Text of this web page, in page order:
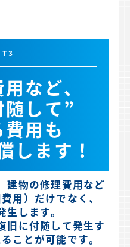
など、
して”
用も
します！
建物の修理費用など
用）だけでなく、
します。
旧に付随して発生す
ことが可能です。